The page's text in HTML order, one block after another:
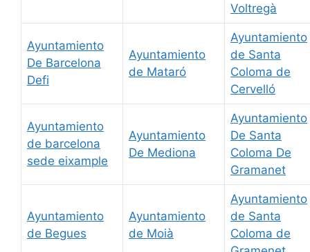
Voltregà
Ayuntamiento
De Barcelona
Defi
Ayuntamiento
de Mataró
Ayuntamiento
de Santa
Coloma de
Cervelló
Ayuntamiento
de barcelona
sede eixample
Ayuntamiento
De Mediona
Ayuntamiento
De Santa
Coloma De
Gramanet
Ayuntamiento
de Begues
Ayuntamiento
de Moià
Ayuntamiento
de Santa
Coloma de